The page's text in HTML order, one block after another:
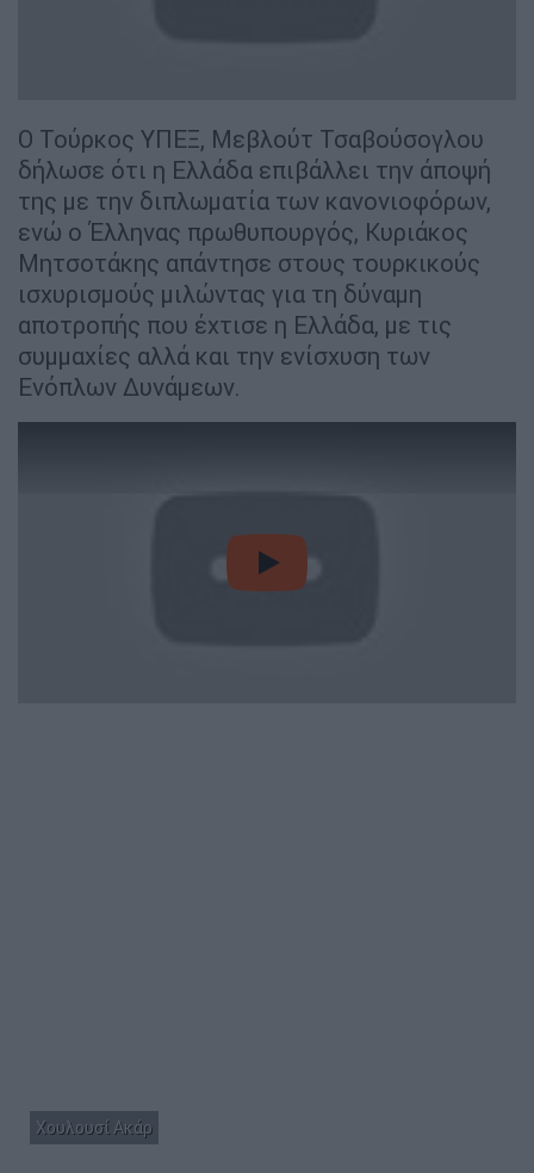
Ο Τούρκος ΥΠΕΞ, Μεβλούτ Τσαβούσογλου
δήλωσε ότι η Ελλάδα επιβάλλει την άποψή
της με την διπλωματία των κανονιοφόρων,
ενώ ο Έλληνας πρωθυπουργός, Κυριάκος
Μητσοτάκης απάντησε στους τουρκικούς
ισχυρισμούς μιλώντας για τη δύναμη
αποτροπής που έχτισε η Ελλάδα, με τις
συμμαχίες αλλά και την ενίσχυση των
Ενόπλων Δυνάμεων.
video
Χουλουσί Ακάρ